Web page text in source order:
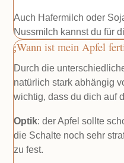
Auch Hafermilch oder
Nussmilch kannst du für
Wann ist mein Apfel
Durch die
natürlich stark abhängig
wichtig, dass du dich auf
Optik: der Apfel sollte
die Schalte noch sehr
zu fest.